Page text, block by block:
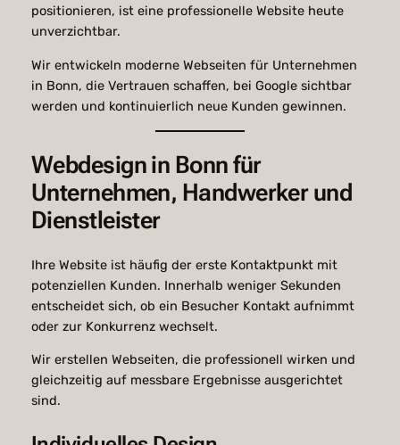
positionieren, ist eine professionelle Website heute
unverzichtbar.
Wir entwickeln moderne Webseiten für Unternehmen
in Bonn, die Vertrauen schaffen, bei Google sichtbar
werden und kontinuierlich neue Kunden gewinnen.
Webdesign in Bonn für
Unternehmen, Handwerker und
Dienstleister
Ihre Website ist häufig der erste Kontaktpunkt mit
potenziellen Kunden. Innerhalb weniger Sekunden
entscheidet sich, ob ein Besucher Kontakt aufnimmt
oder zur Konkurrenz wechselt.
Wir erstellen Webseiten, die professionell wirken und
gleichzeitig auf messbare Ergebnisse ausgerichtet
sind.